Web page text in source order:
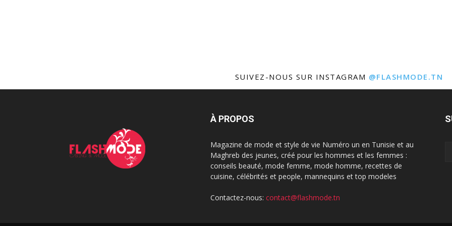
SUIVEZ-NOUS SUR INSTAGRAM @FLASHMODE.TN
À PROPOS
Magazine de mode et style de vie Numéro un en Tunisie et au
Maghreb des jeunes, créé pour les hommes et les femmes :
conseils beauté, mode femme, mode homme, recettes de
cuisine, célébrités et people, mannequins et top modeles
Contactez-nous: contact@flashmode.tn